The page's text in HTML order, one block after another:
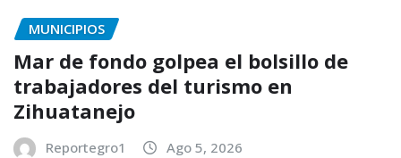
MUNICIPIOS
Mar de fondo golpea el bolsillo de
trabajadores del turismo en
Zihuatanejo
Reportegro1 Ago 5, 2026